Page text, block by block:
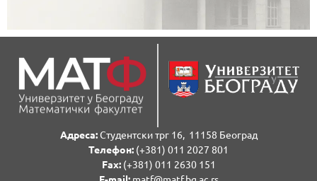
Адреса:Студентски трг 16, 11158 Београд
Телефон: (+381) 011 2027 801
Fаx:(+381) 011 2630 151